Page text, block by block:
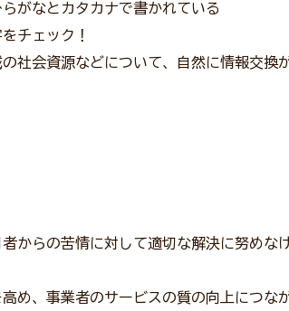
がなとカタカナで書かれている
チェック！
社会資源などについて、自然に情報交換
からの苦情に対して適切な解決に努めな
め、事業者のサービスの質の向上につな